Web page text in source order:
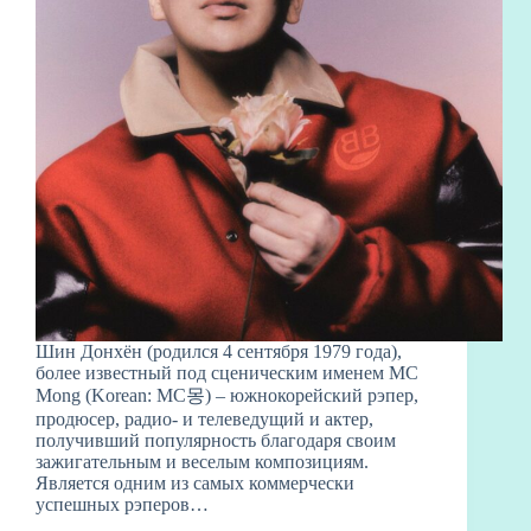
Шин Донхён (родился 4 сентября 1979 года),
более известный под сценическим именем MC
Mong (Korean: MC몽) – южнокорейский рэпер,
продюсер, радио- и телеведущий и актер,
получивший популярность благодаря своим
зажигательным и веселым композициям.
Является одним из самых коммерчески
успешных рэперов…